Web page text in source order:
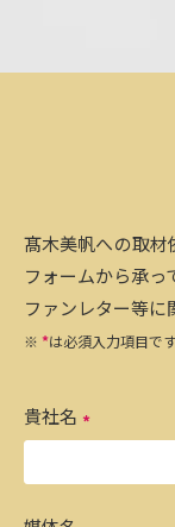
髙木美帆への取材
フォームから承っ
ファンレター等に
※ *は必須入力項目です
貴社名